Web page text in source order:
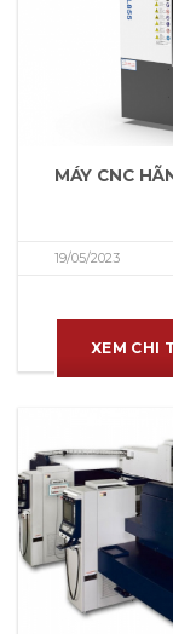
MÁY CNC
19/05/2023
XEM CHI